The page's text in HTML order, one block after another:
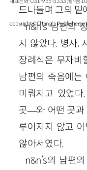
드나들며 그의 밑
n&n’s 남편의
지 않았다. 병사,
장례식은 무자비
남편의 죽음에는
미뤄지고 있었
곳—와 어떤 곳과
루어지지 않고
않아서였다.
n&n’s의 남편
copyright © Changbi Publishers,